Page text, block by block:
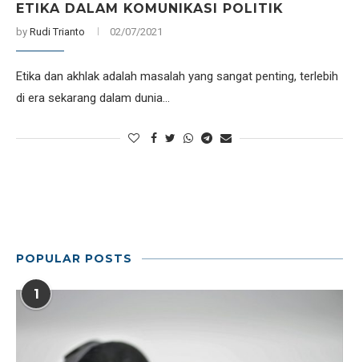
ETIKA DALAM KOMUNIKASI POLITIK
by Rudi Trianto 02/07/2021
Etika dan akhlak adalah masalah yang sangat penting, terlebih
di era sekarang dalam dunia…
POPULAR POSTS
1